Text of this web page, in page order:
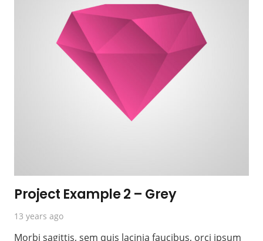
Project Example 2 – Grey
13 years ago
Morbi sagittis, sem quis lacinia faucibus, orci ipsum